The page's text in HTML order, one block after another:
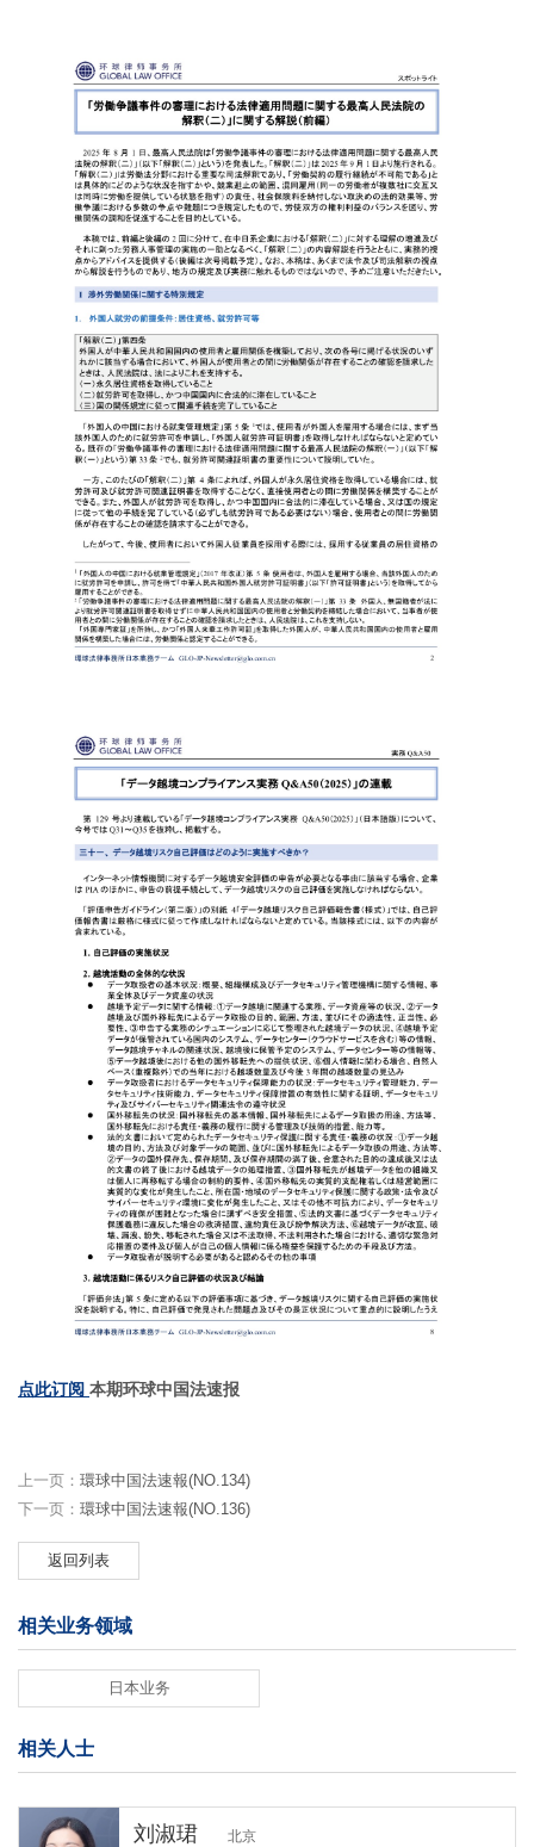
点此订阅 本期环球中国法速报
上一页： 環球中国法速報(NO.134)
下一页： 環球中国法速報(NO.136)
返回列表
相关业务领域
日本业务
相关人士
刘淑珺 北京